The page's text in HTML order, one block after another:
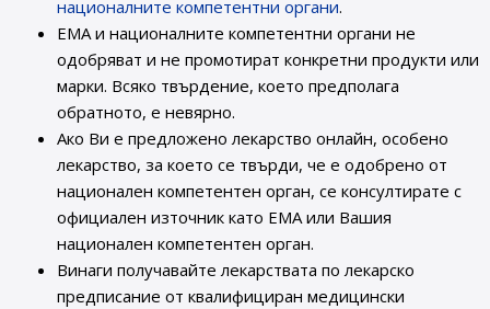
националните компетентни органи.
ЕМА и националните компетентни органи не
одобряват и не промотират конкретни продукти или
марки. Всяко твърдение, което предполага
обратното, е невярно.
Ако Ви е предложено лекарство онлайн, особено
лекарство, за което се твърди, че е одобрено от
национален компетентен орган, се консултирате с
официален източник като ЕМА или Вашия
национален компетентен орган.
Винаги получавайте лекарствата по лекарско
предписание от квалифициран медицински